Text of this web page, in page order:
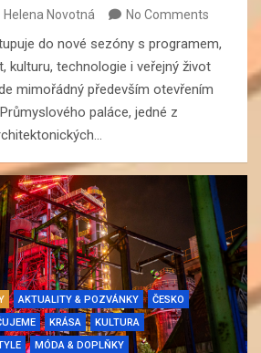
Helena Novotná No Comments
do nové sezóny s programem,
kulturu, technologie i veřejný život
mimořádný především otevřením
paláce, jedné z
AKTUALITY & POZVÁNKY
ČESKO
KRÁSA
KULTURA
MÓDA & DOPLŇKY